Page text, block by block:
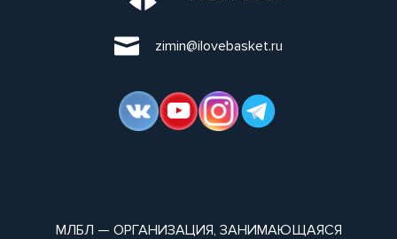
zimin@ilovebasket.ru
МЛБЛ — ОРГАНИЗАЦИЯ, ЗАНИМАЮЩАЯСЯ